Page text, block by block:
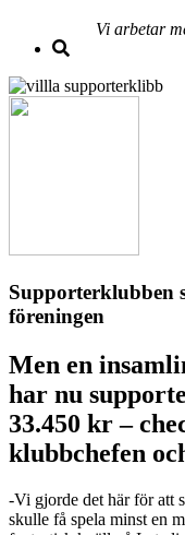
Vi arbetar
Supporterklubben
föreningen
Men en
har nu
33.450 kr –
klubbchefen
-Vi gjorde det här för att
skulle få spela minst en